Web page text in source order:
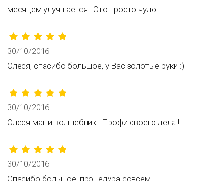
месяцем улучшается . Это просто чудо !
30/10/2016
Олеся, спасибо большое, у Вас золотые руки :)
30/10/2016
Олеся маг и волшебник ! Профи своего дела !!
30/10/2016
Спасибо большое, процедура совсем